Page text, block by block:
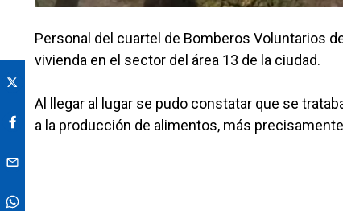
Personal del cuartel de Bomberos Voluntarios
vivienda en el sector del área 13 de la ciudad.
Al llegar al lugar se pudo constatar que se
a la producción de alimentos, más